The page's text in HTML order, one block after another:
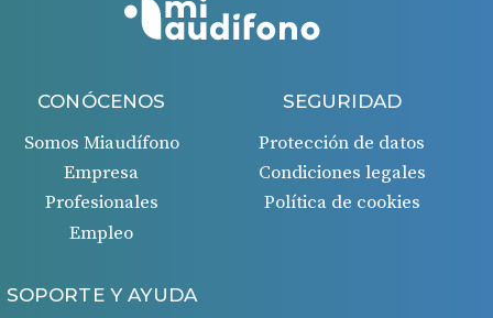
CONÓCENOS
Somos Miaudífono
Empresa
Profesionales
Empleo
SEGURIDAD
Protección de datos
Condiciones legales
Política de cookies
SOPORTE Y AYUDA